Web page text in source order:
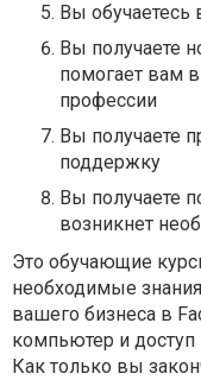
Вы
Вы получаете
помогает вам
профессии
Вы получаете
поддержку
Вы получаете
возникнет
Это обучающие
необходимые
вашего бизнеса в
компьютер и доступ
Как только вы